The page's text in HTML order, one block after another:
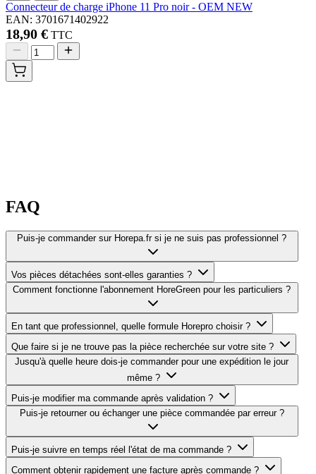
Connecteur de charge iPhone 11 Pro noir - OEM NEW
EAN: 3701671402922
18,90 € TTC
FAQ
Puis-je commander sur Horepa.fr si je ne suis pas professionnel ?
Vos pièces détachées sont-elles garanties ?
Comment fonctionne l'abonnement HoreGreen pour les particuliers ?
En tant que professionnel, quelle formule Horepro choisir ?
Que faire si je ne trouve pas la pièce recherchée sur votre site ?
Jusqu'à quelle heure dois-je commander pour une expédition le jour
même ?
Puis-je modifier ma commande après validation ?
Puis-je retourner ou échanger une pièce commandée par erreur ?
Puis-je suivre en temps réel l'état de ma commande ?
Comment obtenir rapidement une facture après commande ?